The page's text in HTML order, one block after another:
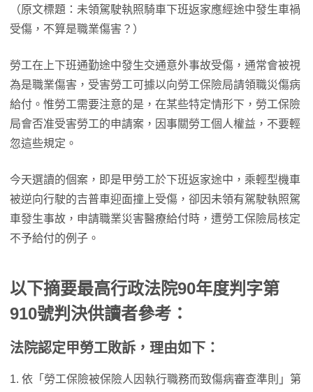
（原文標題：未領駕駛執照騎車下班返家應經途中發生車禍
受傷，不算是職業傷害？）
勞工在上下班通勤途中發生交通意外事故受傷，通常會被視
為是職業傷害，受害勞工可據以向勞工保險局請領職災傷病
給付。惟勞工需要注意的是，在某些特定情形下，勞工保險
局會否准受害勞工的申請案，因事關勞工個人權益，不要輕
忽這些規定。
今天選讀的個案，即是甲勞工於下班返家途中，乘輕型機車
被逆向行駛的吉普車迎面撞上受傷，卻因未領有駕駛執照駕
車發生事故，申請職業災害醫療給付時，遭勞工保險局核定
不予給付的例子。
以下摘要最高行政法院90年度判字第
910號判決供讀者參考：
法院認定甲勞工敗訴，理由如下：
1. 依「勞工保險被保險人因執行職務而致傷病審查準則」第